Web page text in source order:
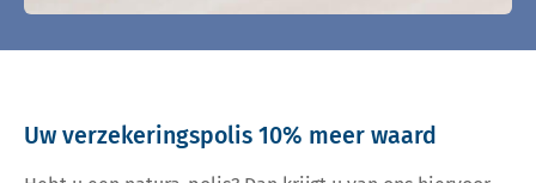
Uw verzekeringspolis 10% meer waard